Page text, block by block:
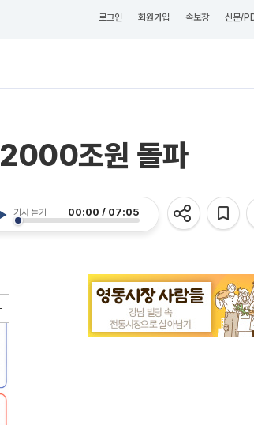
로그인 회원가입 속보창 신문/
조원 돌파
기사 듣기 00:00 / 07:05